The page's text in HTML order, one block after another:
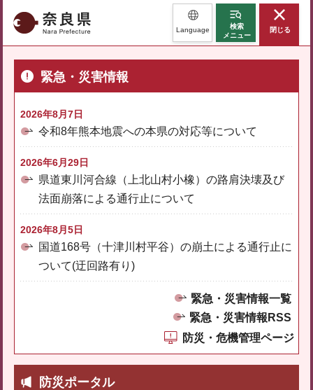
奈良県 Language
検索
メニュー
閉じる
緊急・災害情報
2026年8月7日
令和8年熊本地震への本県の対応等について
2026年6月29日
県道東川河合線（上北山村小橡）の路肩決壊及び
法面崩落による通行止について
2026年8月5日
国道168号（十津川村平谷）の崩土による通行止に
ついて(迂回路有り)
緊急・災害情報一覧
緊急・災害情報RSS
防災・危機管理ページ
防災ポータル